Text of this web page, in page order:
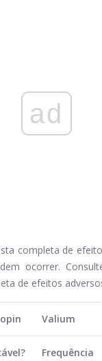
ad
completa de
ocorrer.
de efeitos
Valium
Frequência